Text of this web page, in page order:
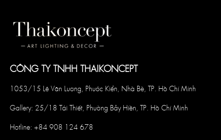
CÔNG TY TNHH THAIKONCEPT
1053/15 Lê Văn Lương, Phước Kiển, Nhà Bè, TP. Hồ Chí Minh
Gallery: 25/18 Tái Thiết, Phường Bảy Hiền, TP. Hồ Chí Minh
Hotline: +84 908 124 678